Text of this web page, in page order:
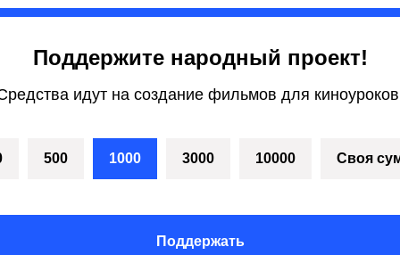
Поддержите народный проект!
идут на создание фильмов для
500 1000 3000 10000 Своя
Поддержать